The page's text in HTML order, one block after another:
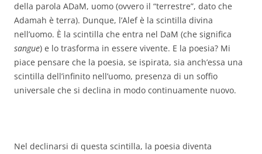
della parola ADaM, uomo (ovvero il “terrestre”, dato che
Adamah è terra). Dunque, l’Alef è la scintilla divina
nell’uomo. È la scintilla che entra nel DaM (che significa
sangue) e lo trasforma in essere vivente. E la poesia? Mi
piace pensare che la poesia, se ispirata, sia anch’essa una
scintilla dell’infinito nell’uomo, presenza di un soffio
universale che si declina in modo continuamente nuovo.
Nel declinarsi di questa scintilla, la poesia diventa